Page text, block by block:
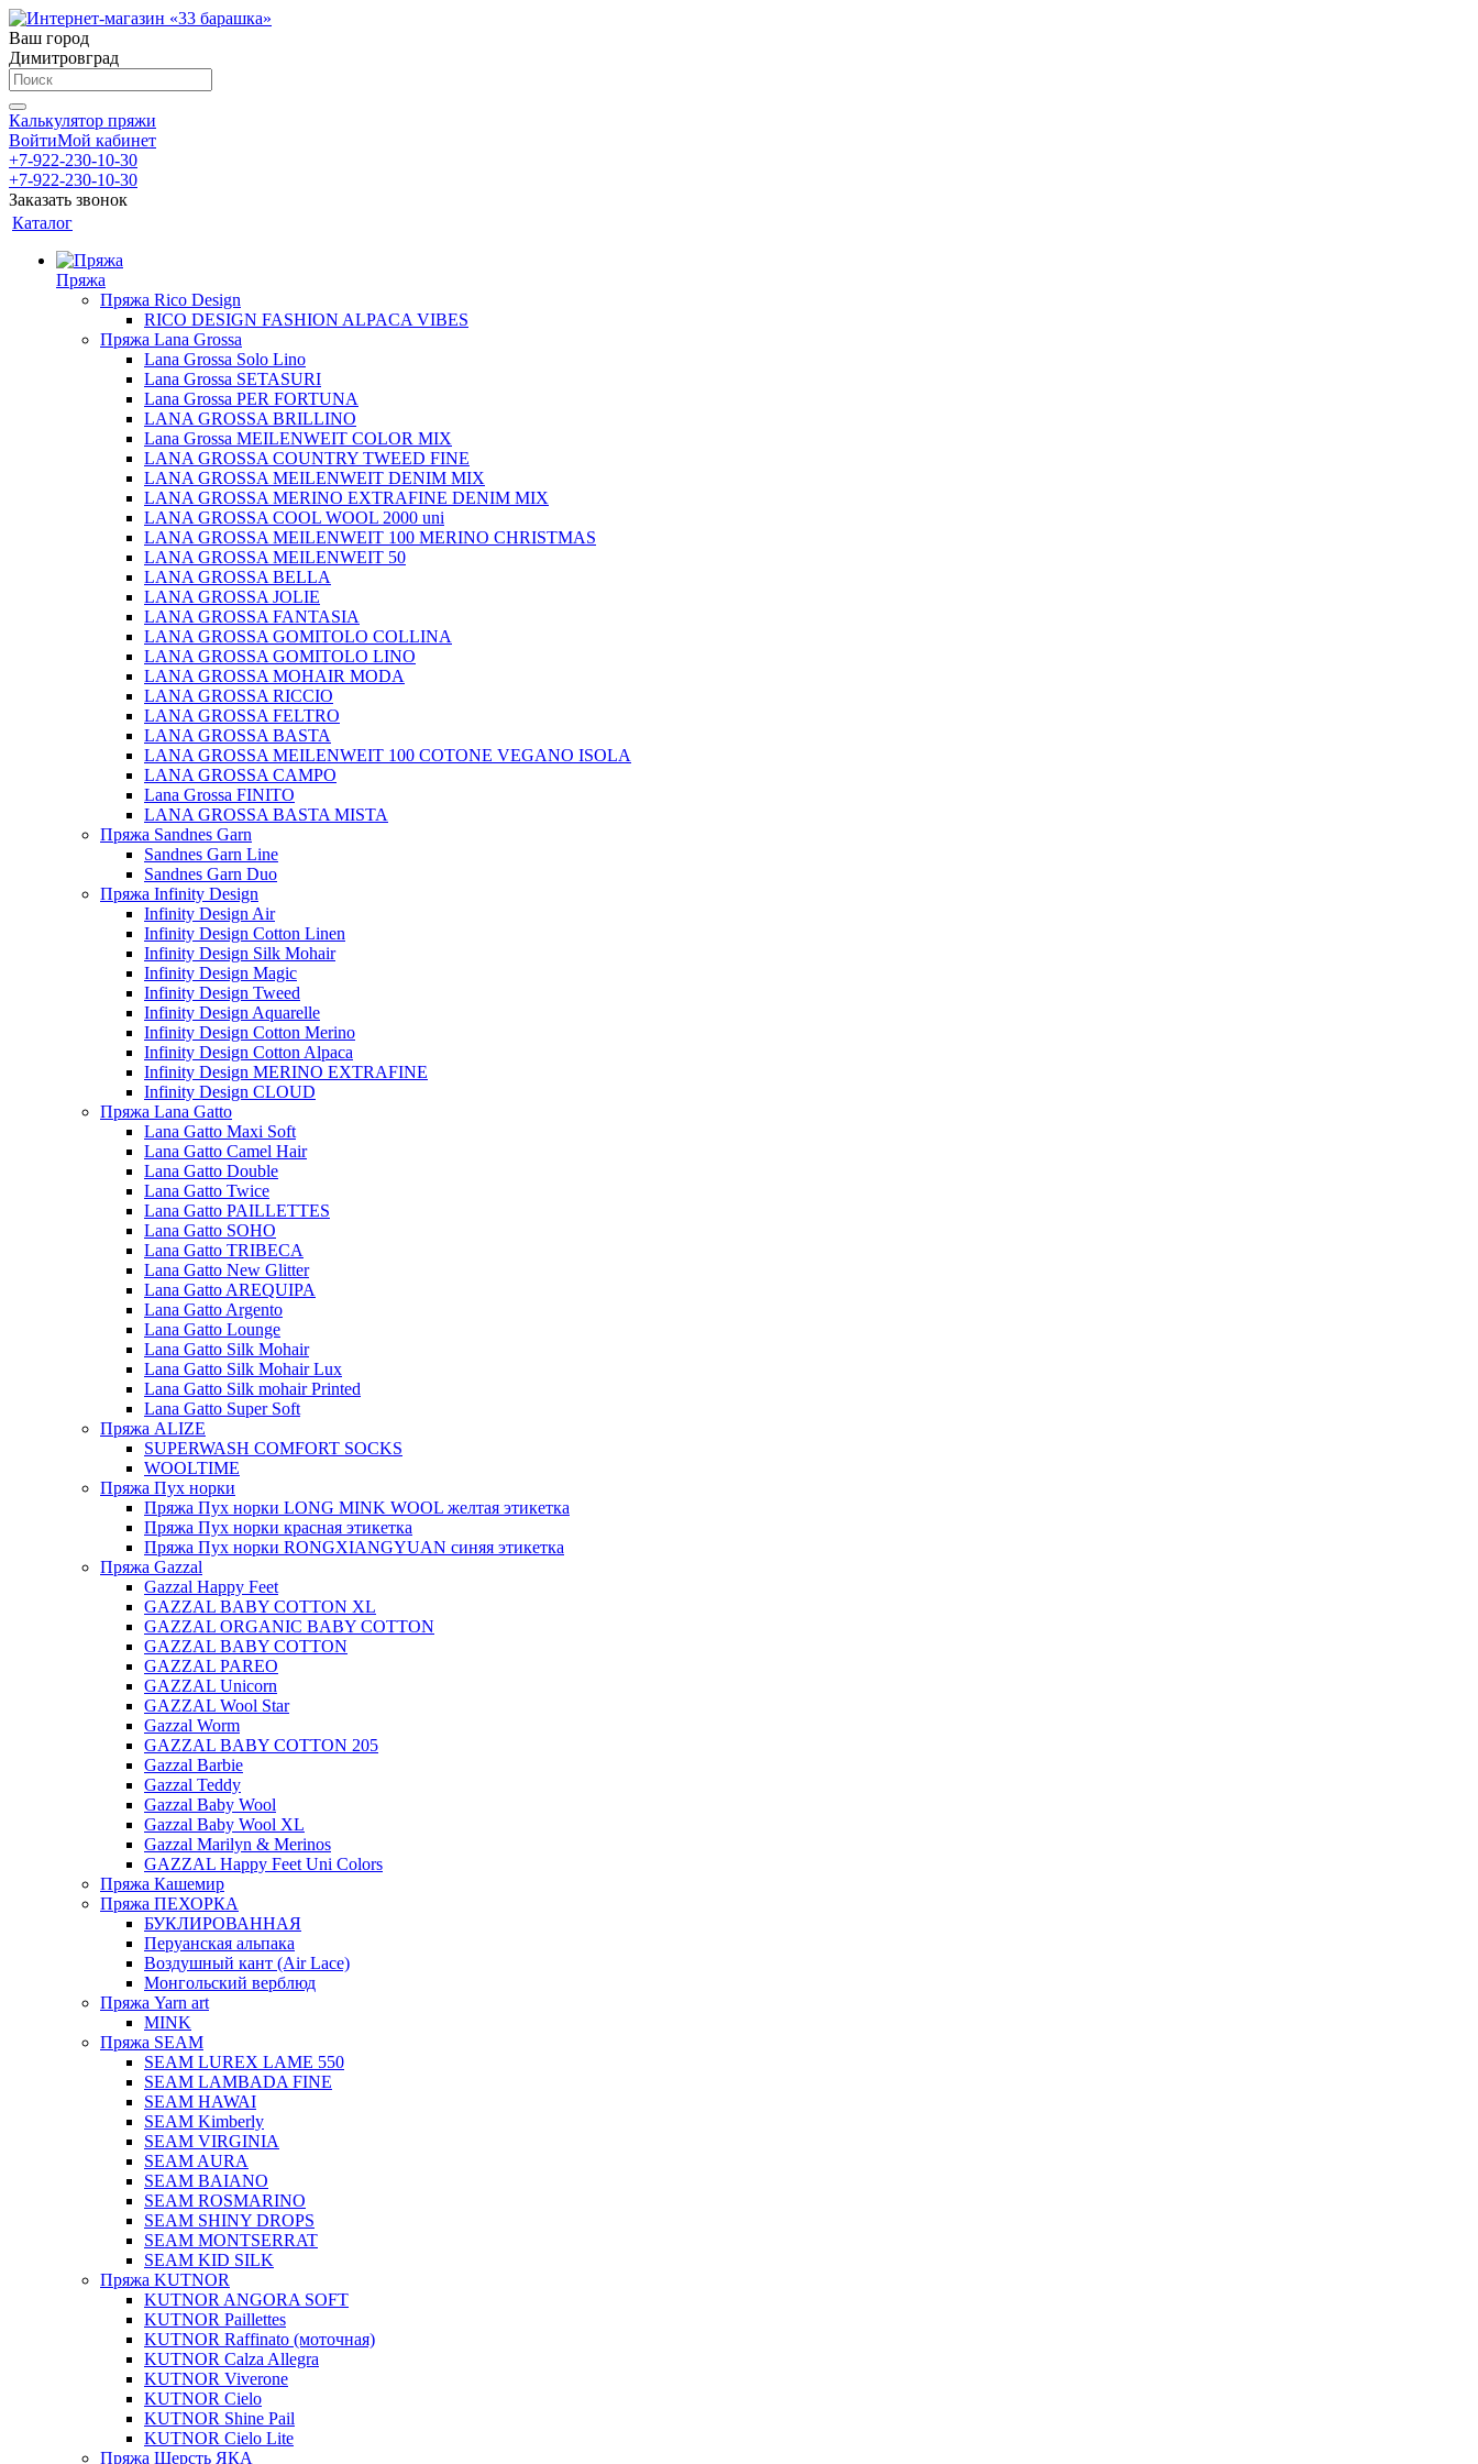
Ваш город
Димитровград
Калькулятор пряжи
ВойтиМой кабинет
+7-922-230-10-30
+7-922-230-10-30
Заказать звонок
Каталог
Пряжа
Пряжа Rico Design
RICO DESIGN FASHION ALPACA VIBES
Пряжа Lana Grossa
Lana Grossa Solo Lino
Lana Grossa SETASURI
Lana Grossa PER FORTUNA
LANA GROSSA BRILLINO
Lana Grossa MEILENWEIT COLOR MIX
LANA GROSSA COUNTRY TWEED FINE
LANA GROSSA MEILENWEIT DENIM MIX
LANA GROSSA MERINO EXTRAFINE DENIM MIX
LANA GROSSA COOL WOOL 2000 uni
LANA GROSSA MEILENWEIT 100 MERINO CHRISTMAS
LANA GROSSA MEILENWEIT 50
LANA GROSSA BELLA
LANA GROSSA JOLIE
LANA GROSSA FANTASIA
LANA GROSSA GOMITOLO COLLINA
LANA GROSSA GOMITOLO LINO
LANA GROSSA MOHAIR MODA
LANA GROSSA RICCIO
LANA GROSSA FELTRO
LANA GROSSA BASTA
LANA GROSSA MEILENWEIT 100 COTONE VEGANO ISOLA
LANA GROSSA CAMPO
Lana Grossa FINITO
LANA GROSSA BASTA MISTA
Пряжа Sandnes Garn
Sandnes Garn Line
Sandnes Garn Duo
Пряжа Infinity Design
Infinity Design Air
Infinity Design Cotton Linen
Infinity Design Silk Mohair
Infinity Design Magic
Infinity Design Tweed
Infinity Design Aquarelle
Infinity Design Cotton Merino
Infinity Design Cotton Alpaca
Infinity Design MERINO EXTRAFINE
Infinity Design CLOUD
Пряжа Lana Gatto
Lana Gatto Maxi Soft
Lana Gatto Camel Hair
Lana Gatto Double
Lana Gatto Twice
Lana Gatto PAILLETTES
Lana Gatto SOHO
Lana Gatto TRIBECA
Lana Gatto New Glitter
Lana Gatto AREQUIPA
Lana Gatto Argento
Lana Gatto Lounge
Lana Gatto Silk Mohair
Lana Gatto Silk Mohair Lux
Lana Gatto Silk mohair Printed
Lana Gatto Super Soft
Пряжа ALIZE
SUPERWASH COMFORT SOCKS
WOOLTIME
Пряжа Пух норки
Пряжа Пух норки LONG MINK WOOL желтая этикетка
Пряжа Пух норки красная этикетка
Пряжа Пух норки RONGXIANGYUAN синяя этикетка
Пряжа Gazzal
Gazzal Happy Feet
GAZZAL BABY COTTON XL
GAZZAL ORGANIC BABY COTTON
GAZZAL BABY COTTON
GAZZAL PAREO
GAZZAL Unicorn
GAZZAL Wool Star
Gazzal Worm
GAZZAL BABY COTTON 205
Gazzal Barbie
Gazzal Teddy
Gazzal Baby Wool
Gazzal Baby Wool XL
Gazzal Marilyn & Merinos
GAZZAL Happy Feet Uni Colors
Пряжа Кашемир
Пряжа ПЕХОРКА
БУКЛИРОВАННАЯ
Перуанская альпака
Воздушный кант (Air Lace)
Монгольский верблюд
Пряжа Yarn art
MINK
Пряжа SEAM
SEAM LUREX LAME 550
SEAM LAMBADA FINE
SEAM HAWAI
SEAM Kimberly
SEAM VIRGINIA
SEAM AURA
SEAM BAIANO
SEAM ROSMARINO
SEAM SHINY DROPS
SEAM MONTSERRAT
SEAM KID SILK
Пряжа KUTNOR
KUTNOR ANGORA SOFT
KUTNOR Paillettes
KUTNOR Raffinato (моточная)
KUTNOR Calza Allegra
KUTNOR Viverone
KUTNOR Cielo
KUTNOR Shine Pail
KUTNOR Cielo Lite
Пряжа Шерсть ЯКА